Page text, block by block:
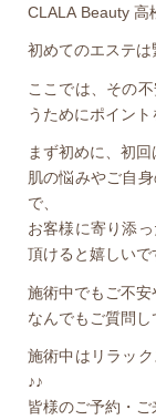
CLALA Beauty 高
初めてのエステは
ここでは、その
うためにポイン
まず初めに、初
肌の悩みやご自
で、
お客様に寄り添
頂けると嬉しいで
施術中でもご不安
なんでもご質問
施術中はリラッ
♪♪
皆様のご予約・ご